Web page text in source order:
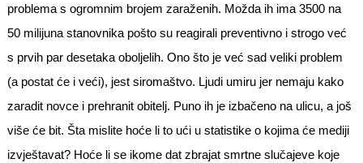
problema s ogromnim brojem zaraženih. Možda ih ima 3500 na
50 milijuna stanovnika pošto su reagirali preventivno i strogo već
s prvih par desetaka oboljelih. Ono što je već sad veliki problem
(a postat će i veći), jest siromaštvo. Ljudi umiru jer nemaju kako
zaradit novce i prehranit obitelj. Puno ih je izbačeno na ulicu, a još
više će bit. Šta mislite hoće li to ući u statistike o kojima će mediji
izvještavat? Hoće li se ikome dat zbrajat smrtne slučajeve koje